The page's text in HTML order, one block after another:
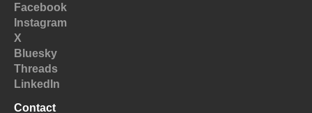
Facebook
Instagram
X
Bluesky
Threads
LinkedIn
Contact